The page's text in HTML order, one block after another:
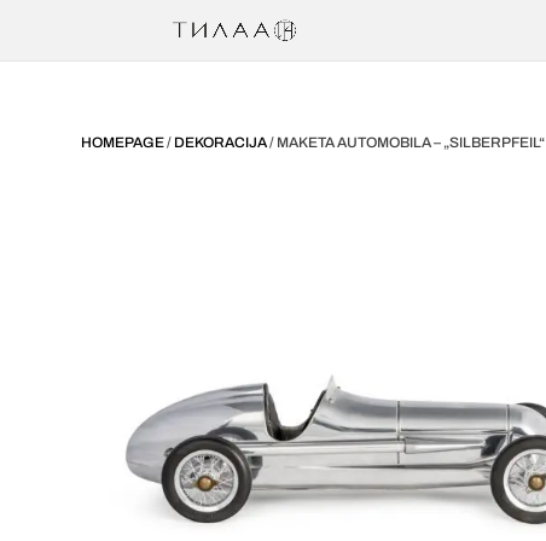
HOMEPAGE/ DEKORACIJA/ MAKETA AUTOMOBILA – „SILBERPFEIL“